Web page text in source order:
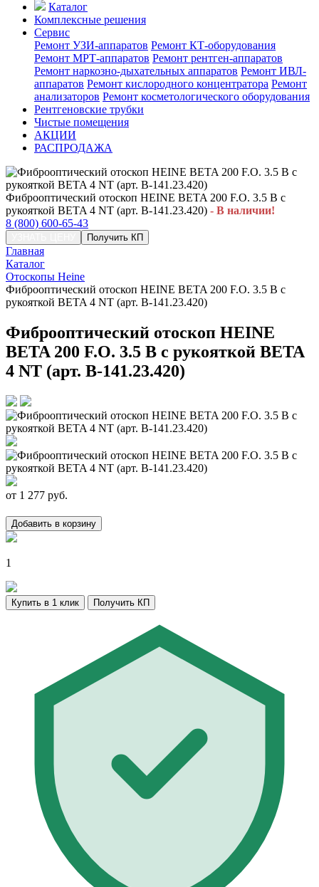
Каталог
Комплексные решения
Сервис
Ремонт УЗИ-аппаратов Ремонт КТ-оборудования
Ремонт МРТ-аппаратов Ремонт рентген-аппаратов
Ремонт наркозно-дыхательных аппаратов Ремонт ИВЛ-
аппаратов Ремонт кислородного концентратора Ремонт
анализаторов Ремонт косметологического оборудования
Рентгеновские трубки
Чистые помещения
АКЦИИ
РАСПРОДАЖА
Фиброоптический отоскоп HEINE BETA 200 F.O. 3.5 В с
рукояткой BETA 4 NT (арт. B-141.23.420) - В наличии!
8 (800) 600-65-43
Получить КП
Главная
Каталог
Отоскопы Heine
Фиброоптический отоскоп HEINE BETA 200 F.O. 3.5 В с
рукояткой BETA 4 NT (арт. B-141.23.420)
Фиброоптический отоскоп HEINE
BETA 200 F.O. 3.5 В с рукояткой BETA
4 NT (арт. B-141.23.420)
от 1 277 руб.
Добавить в корзину
1
Купить в 1 клик Получить КП